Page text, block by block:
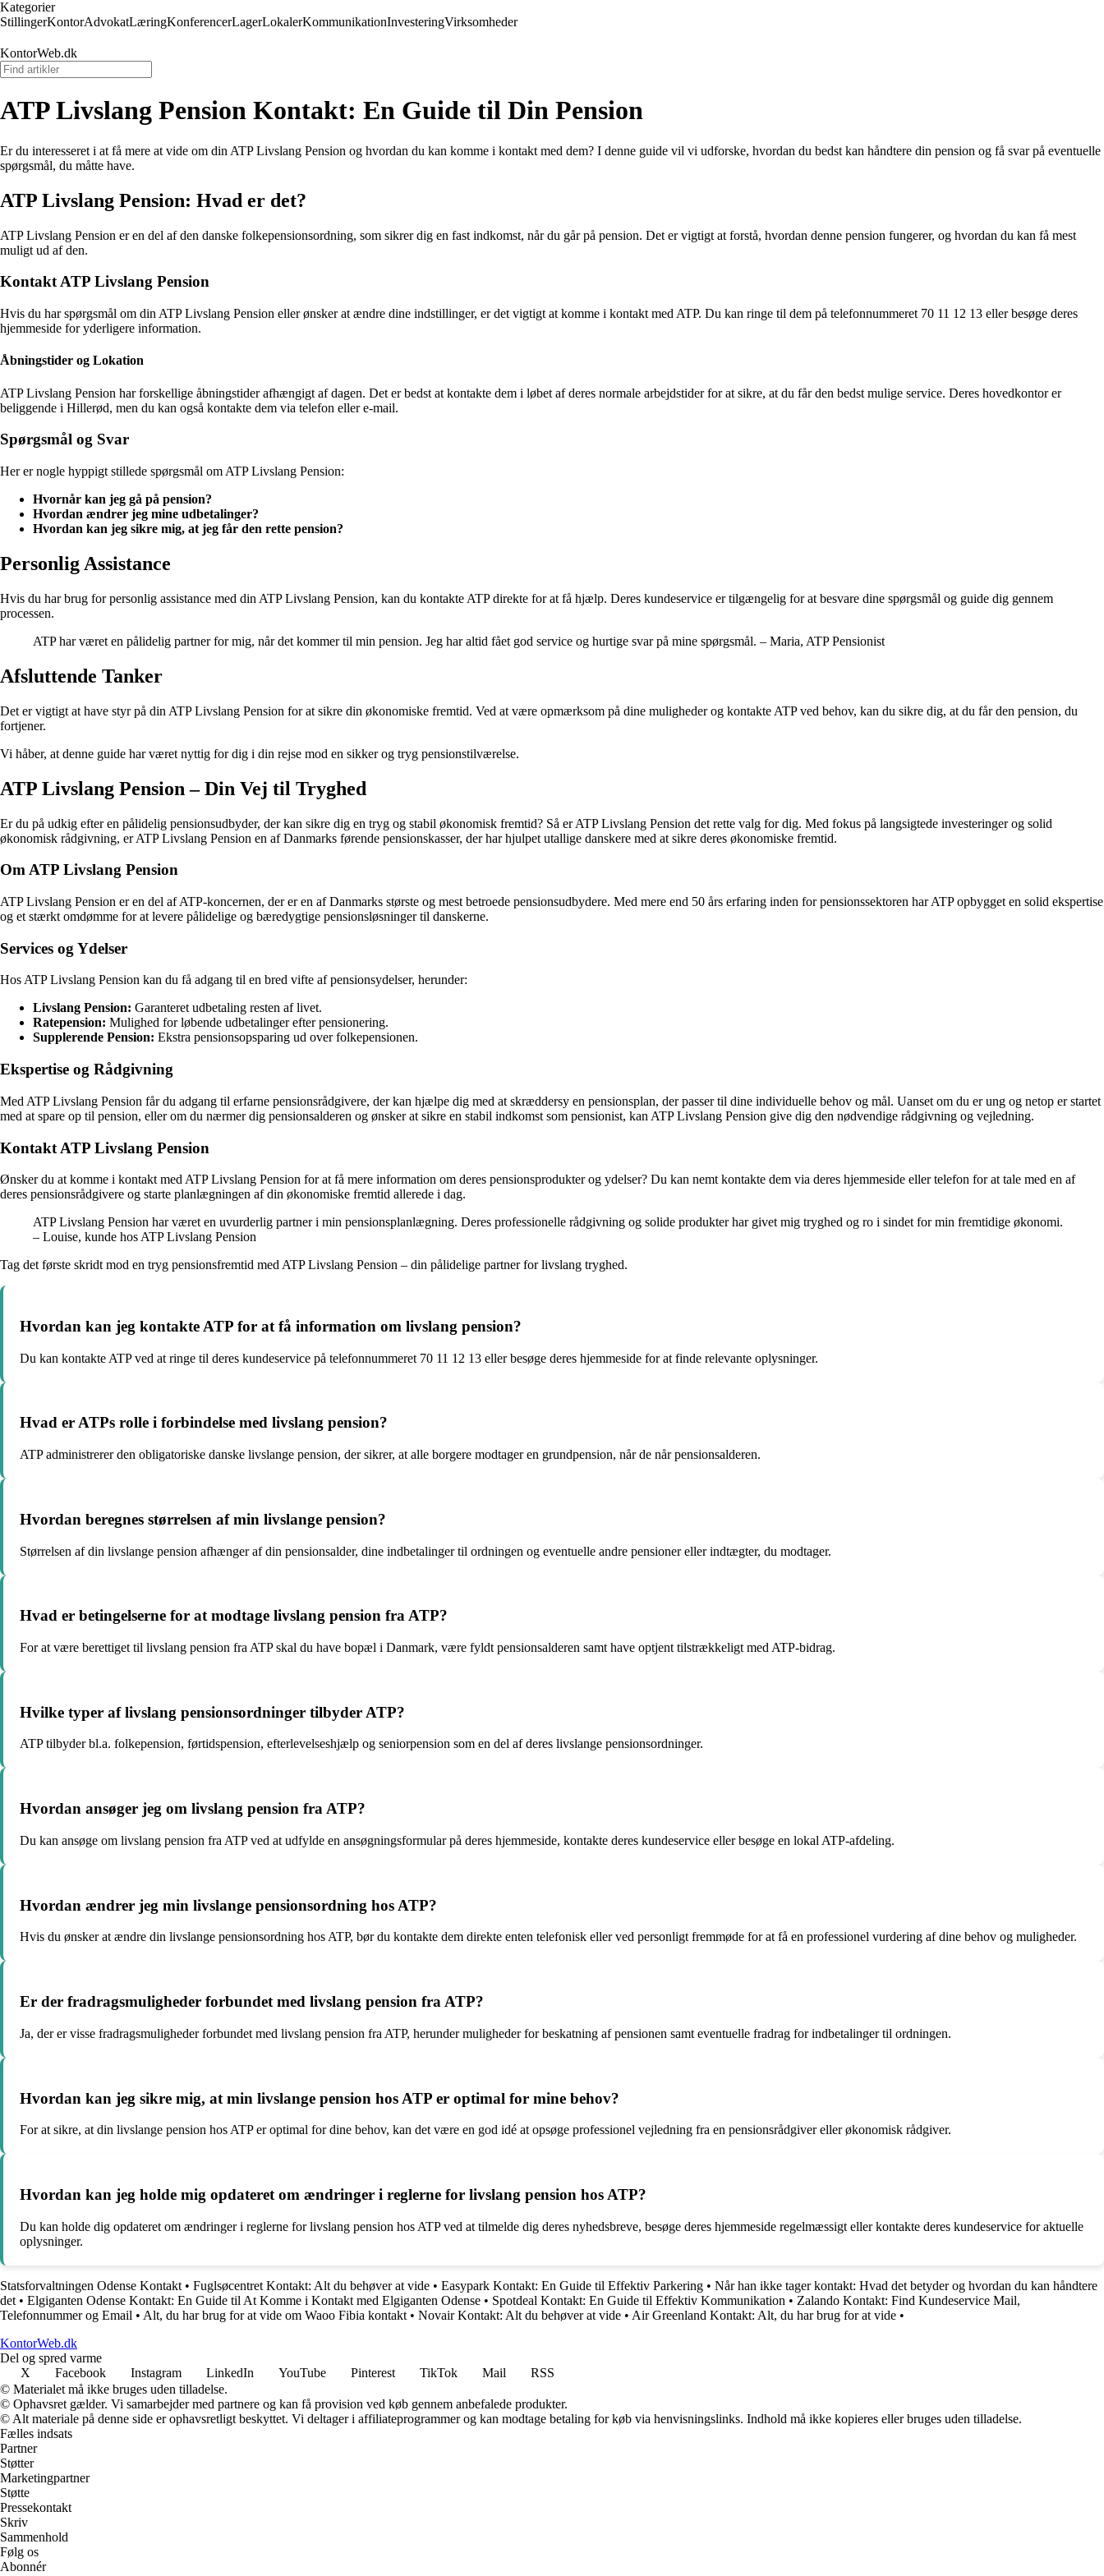
Kategorier
StillingerKontorAdvokatLæringKonferencerLagerLokalerKommunikationInvesteringVirksomheder
KontorWeb.dk
ATP Livslang Pension Kontakt: En Guide til Din Pension
Er du interesseret i at få mere at vide om din ATP Livslang Pension og hvordan du kan komme i kontakt med dem? I denne guide vil vi udforske, hvordan du bedst kan håndtere din pension og få svar på eventuelle
spørgsmål, du måtte have.
ATP Livslang Pension: Hvad er det?
ATP Livslang Pension er en del af den danske folkepensionsordning, som sikrer dig en fast indkomst, når du går på pension. Det er vigtigt at forstå, hvordan denne pension fungerer, og hvordan du kan få mest
muligt ud af den.
Kontakt ATP Livslang Pension
Hvis du har spørgsmål om din ATP Livslang Pension eller ønsker at ændre dine indstillinger, er det vigtigt at komme i kontakt med ATP. Du kan ringe til dem på telefonnummeret 70 11 12 13 eller besøge deres
hjemmeside for yderligere information.
Åbningstider og Lokation
ATP Livslang Pension har forskellige åbningstider afhængigt af dagen. Det er bedst at kontakte dem i løbet af deres normale arbejdstider for at sikre, at du får den bedst mulige service. Deres hovedkontor er
beliggende i Hillerød, men du kan også kontakte dem via telefon eller e-mail.
Spørgsmål og Svar
Her er nogle hyppigt stillede spørgsmål om ATP Livslang Pension:
Hvornår kan jeg gå på pension?
Hvordan ændrer jeg mine udbetalinger?
Hvordan kan jeg sikre mig, at jeg får den rette pension?
Personlig Assistance
Hvis du har brug for personlig assistance med din ATP Livslang Pension, kan du kontakte ATP direkte for at få hjælp. Deres kundeservice er tilgængelig for at besvare dine spørgsmål og guide dig gennem
processen.
ATP har været en pålidelig partner for mig, når det kommer til min pension. Jeg har altid fået god service og hurtige svar på mine spørgsmål. – Maria, ATP Pensionist
Afsluttende Tanker
Det er vigtigt at have styr på din ATP Livslang Pension for at sikre din økonomiske fremtid. Ved at være opmærksom på dine muligheder og kontakte ATP ved behov, kan du sikre dig, at du får den pension, du
fortjener.
Vi håber, at denne guide har været nyttig for dig i din rejse mod en sikker og tryg pensionstilværelse.
ATP Livslang Pension – Din Vej til Tryghed
Er du på udkig efter en pålidelig pensionsudbyder, der kan sikre dig en tryg og stabil økonomisk fremtid? Så er ATP Livslang Pension det rette valg for dig. Med fokus på langsigtede investeringer og solid
økonomisk rådgivning, er ATP Livslang Pension en af Danmarks førende pensionskasser, der har hjulpet utallige danskere med at sikre deres økonomiske fremtid.
Om ATP Livslang Pension
ATP Livslang Pension er en del af ATP-koncernen, der er en af Danmarks største og mest betroede pensionsudbydere. Med mere end 50 års erfaring inden for pensionssektoren har ATP opbygget en solid ekspertise
og et stærkt omdømme for at levere pålidelige og bæredygtige pensionsløsninger til danskerne.
Services og Ydelser
Hos ATP Livslang Pension kan du få adgang til en bred vifte af pensionsydelser, herunder:
Livslang Pension: Garanteret udbetaling resten af livet.
Ratepension: Mulighed for løbende udbetalinger efter pensionering.
Supplerende Pension: Ekstra pensionsopsparing ud over folkepensionen.
Ekspertise og Rådgivning
Med ATP Livslang Pension får du adgang til erfarne pensionsrådgivere, der kan hjælpe dig med at skræddersy en pensionsplan, der passer til dine individuelle behov og mål. Uanset om du er ung og netop er startet
med at spare op til pension, eller om du nærmer dig pensionsalderen og ønsker at sikre en stabil indkomst som pensionist, kan ATP Livslang Pension give dig den nødvendige rådgivning og vejledning.
Kontakt ATP Livslang Pension
Ønsker du at komme i kontakt med ATP Livslang Pension for at få mere information om deres pensionsprodukter og ydelser? Du kan nemt kontakte dem via deres hjemmeside eller telefon for at tale med en af
deres pensionsrådgivere og starte planlægningen af din økonomiske fremtid allerede i dag.
ATP Livslang Pension har været en uvurderlig partner i min pensionsplanlægning. Deres professionelle rådgivning og solide produkter har givet mig tryghed og ro i sindet for min fremtidige økonomi.
– Louise, kunde hos ATP Livslang Pension
Tag det første skridt mod en tryg pensionsfremtid med ATP Livslang Pension – din pålidelige partner for livslang tryghed.
Hvordan kan jeg kontakte ATP for at få information om livslang pension?
Du kan kontakte ATP ved at ringe til deres kundeservice på telefonnummeret 70 11 12 13 eller besøge deres hjemmeside for at finde relevante oplysninger.
Hvad er ATPs rolle i forbindelse med livslang pension?
ATP administrerer den obligatoriske danske livslange pension, der sikrer, at alle borgere modtager en grundpension, når de når pensionsalderen.
Hvordan beregnes størrelsen af min livslange pension?
Størrelsen af din livslange pension afhænger af din pensionsalder, dine indbetalinger til ordningen og eventuelle andre pensioner eller indtægter, du modtager.
Hvad er betingelserne for at modtage livslang pension fra ATP?
For at være berettiget til livslang pension fra ATP skal du have bopæl i Danmark, være fyldt pensionsalderen samt have optjent tilstrækkeligt med ATP-bidrag.
Hvilke typer af livslang pensionsordninger tilbyder ATP?
ATP tilbyder bl.a. folkepension, førtidspension, efterlevelseshjælp og seniorpension som en del af deres livslange pensionsordninger.
Hvordan ansøger jeg om livslang pension fra ATP?
Du kan ansøge om livslang pension fra ATP ved at udfylde en ansøgningsformular på deres hjemmeside, kontakte deres kundeservice eller besøge en lokal ATP-afdeling.
Hvordan ændrer jeg min livslange pensionsordning hos ATP?
Hvis du ønsker at ændre din livslange pensionsordning hos ATP, bør du kontakte dem direkte enten telefonisk eller ved personligt fremmøde for at få en professionel vurdering af dine behov og muligheder.
Er der fradragsmuligheder forbundet med livslang pension fra ATP?
Ja, der er visse fradragsmuligheder forbundet med livslang pension fra ATP, herunder muligheder for beskatning af pensionen samt eventuelle fradrag for indbetalinger til ordningen.
Hvordan kan jeg sikre mig, at min livslange pension hos ATP er optimal for mine behov?
For at sikre, at din livslange pension hos ATP er optimal for dine behov, kan det være en god idé at opsøge professionel vejledning fra en pensionsrådgiver eller økonomisk rådgiver.
Hvordan kan jeg holde mig opdateret om ændringer i reglerne for livslang pension hos ATP?
Du kan holde dig opdateret om ændringer i reglerne for livslang pension hos ATP ved at tilmelde dig deres nyhedsbreve, besøge deres hjemmeside regelmæssigt eller kontakte deres kundeservice for aktuelle
oplysninger.
Statsforvaltningen Odense Kontakt • Fuglsøcentret Kontakt: Alt du behøver at vide • Easypark Kontakt: En Guide til Effektiv Parkering • Når han ikke tager kontakt: Hvad det betyder og hvordan du kan håndtere
det • Elgiganten Odense Kontakt: En Guide til At Komme i Kontakt med Elgiganten Odense • Spotdeal Kontakt: En Guide til Effektiv Kommunikation • Zalando Kontakt: Find Kundeservice Mail,
Telefonnummer og Email • Alt, du har brug for at vide om Waoo Fibia kontakt • Novair Kontakt: Alt du behøver at vide • Air Greenland Kontakt: Alt, du har brug for at vide •
KontorWeb.dk
Del og spred varme
X
Facebook Instagram LinkedIn YouTube Pinterest TikTok Mail
RSS
© Materialet må ikke bruges uden tilladelse.
© Ophavsret gælder. Vi samarbejder med partnere og kan få provision ved køb gennem anbefalede produkter.
© Alt materiale på denne side er ophavsretligt beskyttet. Vi deltager i affiliateprogrammer og kan modtage betaling for køb via henvisningslinks. Indhold må ikke kopieres eller bruges uden tilladelse.
Fælles indsats
Partner
Støtter
Marketingpartner
Støtte
Pressekontakt
Skriv
Sammenhold
Følg os
Abonnér